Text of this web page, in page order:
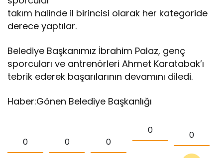
takım halinde il birincisi olarak her kategoride
derece yaptılar.
Belediye Başkanımız İbrahim Palaz, genç
sporcuları ve antrenörleri Ahmet Karatabak’ı
tebrik ederek başarılarının devamını diledi.
Haber:Gönen Belediye Başkanlığı
0 0 0
0 0